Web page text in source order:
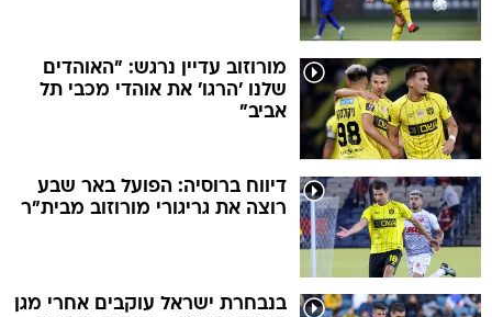
מורוזוב עדיין נרגש: "האוהדים
שלנו 'הרגו' את אוהדי מכבי תל
אביב"
דיווח ברוסיה: הפועל באר שבע
רוצה את גריגורי מורוזוב מבית"ר
בנבחרת ישראל עוקבים אחרי מגן